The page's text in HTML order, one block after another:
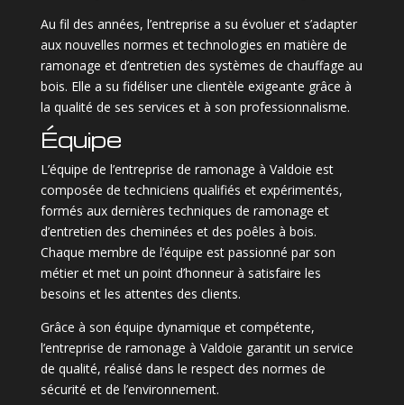
Au fil des années, l’entreprise a su évoluer et s’adapter
aux nouvelles normes et technologies en matière de
ramonage et d’entretien des systèmes de chauffage au
bois. Elle a su fidéliser une clientèle exigeante grâce à
la qualité de ses services et à son professionnalisme.
Équipe
L’équipe de l’entreprise de ramonage à Valdoie est
composée de techniciens qualifiés et expérimentés,
formés aux dernières techniques de ramonage et
d’entretien des cheminées et des poêles à bois.
Chaque membre de l’équipe est passionné par son
métier et met un point d’honneur à satisfaire les
besoins et les attentes des clients.
Grâce à son équipe dynamique et compétente,
l’entreprise de ramonage à Valdoie garantit un service
de qualité, réalisé dans le respect des normes de
sécurité et de l’environnement.